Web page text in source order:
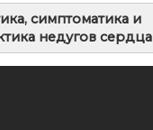
симптоматика и
недугов сердца